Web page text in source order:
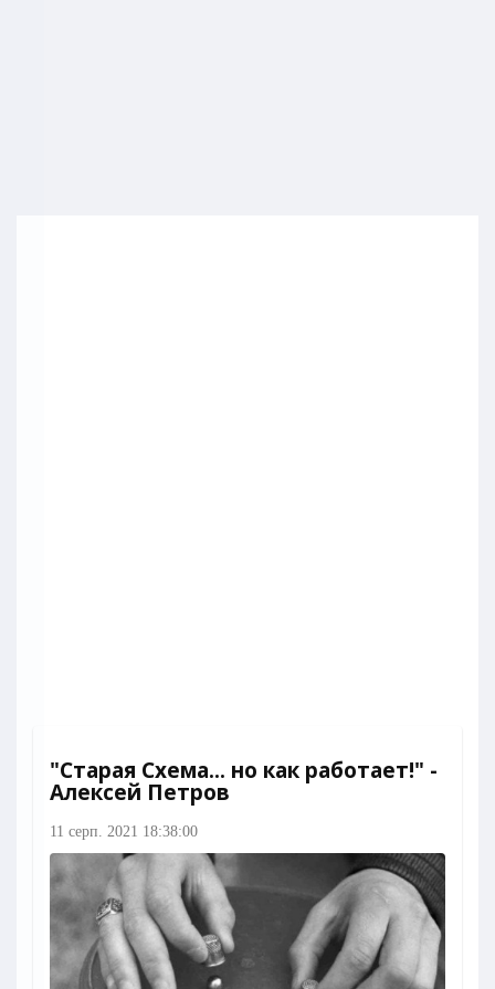
"Старая Схема... но как работает!" -
Алексей Петров
11 серп. 2021 18:38:00